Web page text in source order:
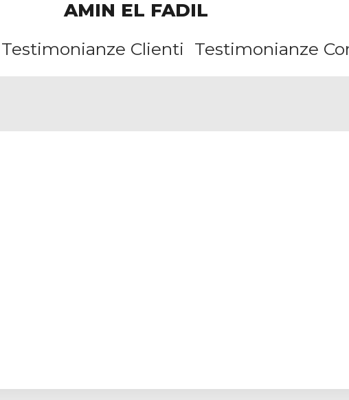
AMIN EL FADIL
Testimonianze Clienti Testimonianze